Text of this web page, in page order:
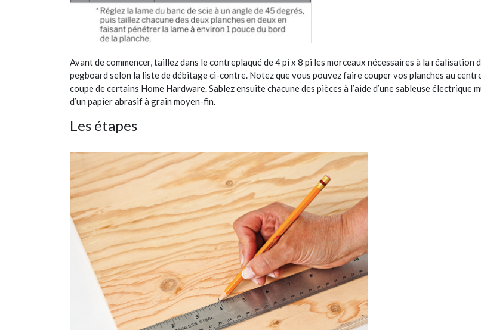
Avant de commencer, taillez dans le contreplaqué de 4 pi x 8 pi les morceaux nécessaires à la réalisation
pegboard selon la liste de débitage ci-contre. Notez que vous pouvez faire couper vos planches au
coupe de certains Home Hardware. Sablez ensuite chacune des pièces à l’aide d’une sableuse électrique
d’un papier abrasif à grain moyen-fin.
Les étapes